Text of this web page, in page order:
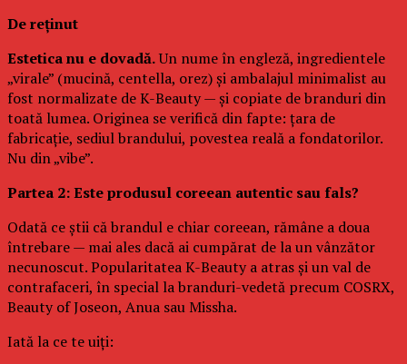
De reținut
Estetica nu e dovadă.Un nume în engleză, ingredientele
„virale” (mucină, centella, orez) și ambalajul minimalist au
fost normalizate de K-Beauty — și copiate de branduri din
toată lumea. Originea se verifică din fapte: țara de
fabricație, sediul brandului, povestea reală a fondatorilor.
Nu din „vibe”.
Partea 2: Este produsul coreean autentic sau fals?
Odată ce știi că brandul e chiar coreean, rămâne a doua
întrebare — mai ales dacă ai cumpărat de la un vânzător
necunoscut. Popularitatea K-Beauty a atras și un val de
contrafaceri, în special la branduri-vedetă precum COSRX,
Beauty of Joseon, Anua sau Missha.
Iată la ce te uiți: